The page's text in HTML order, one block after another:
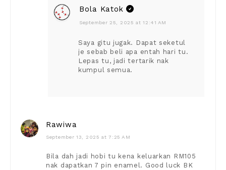
Bola Katok
September 25, 2025 at 12:41 AM
Saya gitu jugak. Dapat seketul
je sebab beli apa entah hari tu.
Lepas tu, jadi tertarik nak
kumpul semua.
Rawiwa
September 13, 2025 at 7:25 AM
Bila dah jadi hobi tu kena keluarkan RM105
nak dapatkan 7 pin enamel. Good luck BK